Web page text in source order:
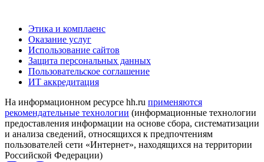
Этика и комплаенс
Оказание услуг
Использование сайтов
Защита персональных данных
Пользовательское соглашение
ИТ аккредитация
На информационном ресурсе hh.ru применяются
рекомендательные технологии (информационные технологии
предоставления информации на основе сбора, систематизации
и анализа сведений, относящихся к предпочтениям
пользователей сети «Интернет», находящихся на территории
Российской Федерации)